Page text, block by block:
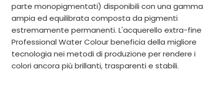
parte monopigmentati) disponibili con una gamma
ampia ed equilibrata composta da pigmenti
estremamente permanenti. L'acquerello extra-fine
Professional Water Colour beneficia della migliore
tecnologia nei metodi di produzione per rendere i
colori ancora più brillanti, trasparenti e stabili.